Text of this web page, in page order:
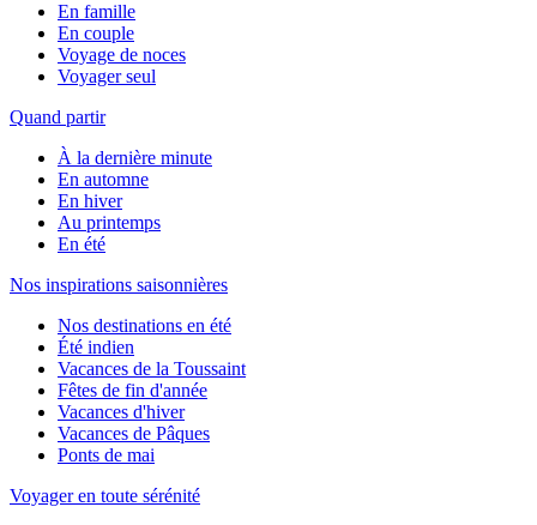
En famille
En couple
Voyage de noces
Voyager seul
Quand partir
À la dernière minute
En automne
En hiver
Au printemps
En été
Nos inspirations saisonnières
Nos destinations en été
Été indien
Vacances de la Toussaint
Fêtes de fin d'année
Vacances d'hiver
Vacances de Pâques
Ponts de mai
Voyager en toute sérénité